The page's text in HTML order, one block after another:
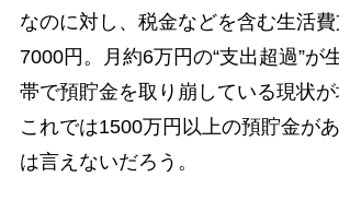
なのに対し、税金などを含む生活
7000円。月約6万円の“支出超過”が
帯で預貯金を取り崩している現状が
これでは1500万円以上の預貯金が
は言えないだろう。